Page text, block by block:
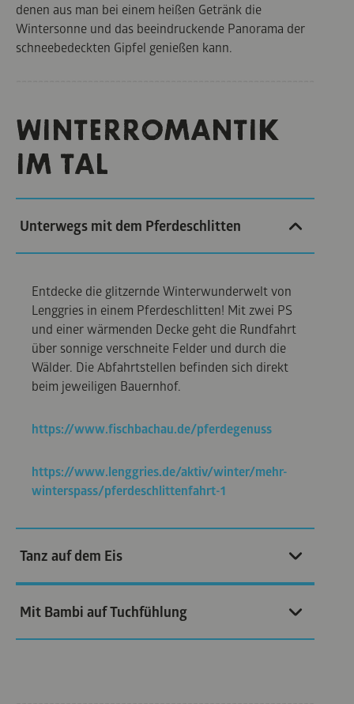
denen aus man bei einem heißen Getränk die
Wintersonne und das beeindruckende Panorama der
schneebedeckten Gipfel genießen kann.
WINTERROMANTIK
IM TAL
Unterwegs mit dem Pferdeschlitten
Entdecke die glitzernde Winterwunderwelt von
Lenggries in einem Pferdeschlitten! Mit zwei PS
und einer wärmenden Decke geht die Rundfahrt
über sonnige verschneite Felder und durch die
Wälder. Die Abfahrtstellen befinden sich direkt
beim jeweiligen Bauernhof.
https://www.fischbachau.de/pferdegenuss
https://www.lenggries.de/aktiv/winter/mehr-
winterspass/pferdeschlittenfahrt-1
Tanz auf dem Eis
Mit Bambi auf Tuchfühlung